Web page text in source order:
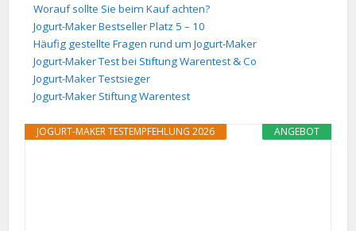
Worauf sollte Sie beim Kauf achten?
Jogurt-Maker Bestseller Platz 5 – 10
Häufig gestellte Fragen rund um Jogurt-Maker
Jogurt-Maker Test bei Stiftung Warentest & Co
Jogurt-Maker Testsieger
Jogurt-Maker Stiftung Warentest
ANGEBOT
JOGURT-MAKER TESTEMPFEHLUNG 2026